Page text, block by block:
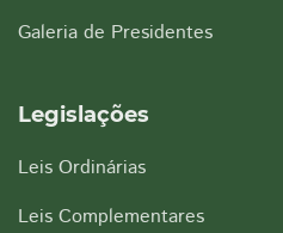
Galeria de Presidentes
Legislações
Leis Ordinárias
Leis Complementares